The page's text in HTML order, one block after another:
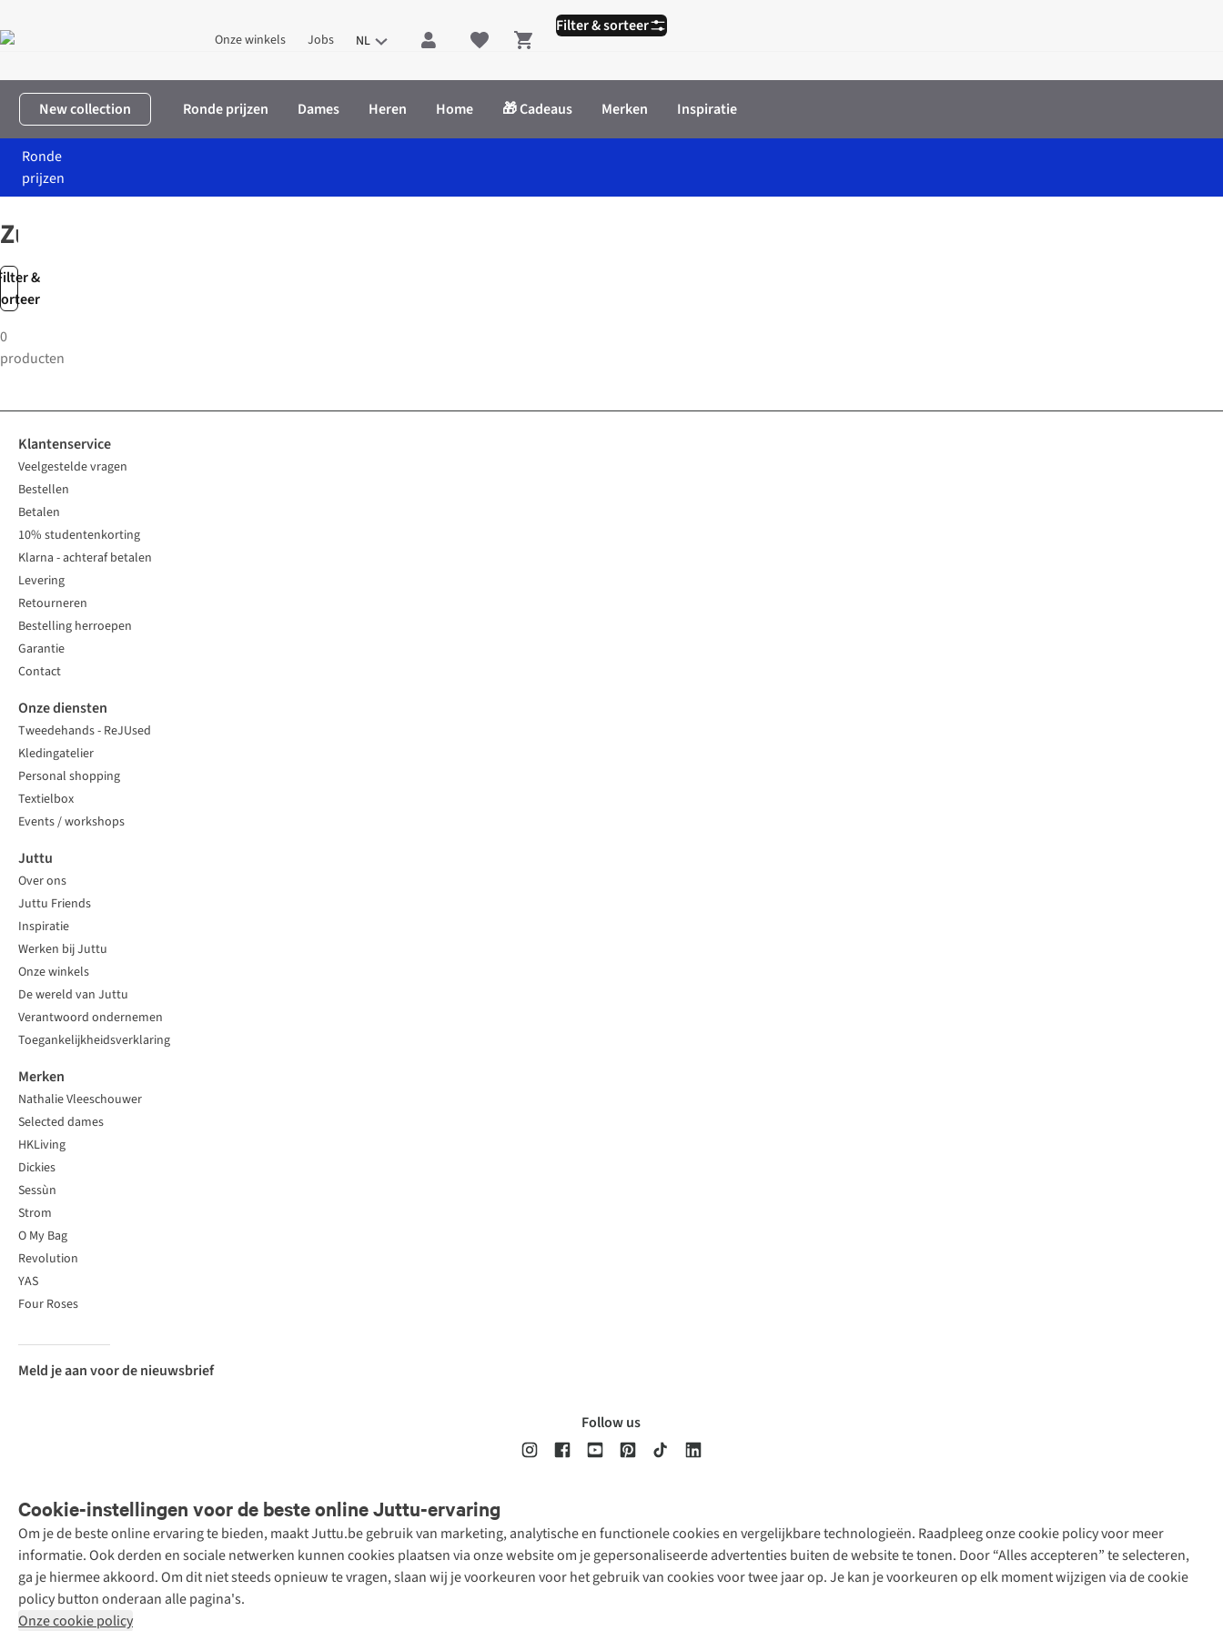
Onze winkels Jobs NL Shopping cart
New collection Ronde prijzen Dames Heren Home 🎁 Cadeaus Merken Inspiratie
Ronde
prijzen
&
Filter & sorteer
Zuperzozial
0
producten
Cookie-instellingen voor de beste online Juttu-ervaring
Om je de beste online ervaring te bieden, maakt Juttu.be gebruik van marketing, analytische en functionele cookies en vergelijkbare technologieën. Raadpleeg onze cookie policy voor meer
informatie. Ook derden en sociale netwerken kunnen cookies plaatsen via onze website om je gepersonaliseerde advertenties buiten de website te tonen. Door “Alles accepteren” te selecteren,
ga je hiermee akkoord. Om dit niet steeds opnieuw te vragen, slaan wij je voorkeuren voor het gebruik van cookies voor twee jaar op. Je kan je voorkeuren op elk moment wijzigen via de cookie
policy button onderaan alle pagina's.
Onze cookie policy
Klantenservice
Veelgestelde vragen
Bestellen
Betalen
10% studentenkorting
Klarna - achteraf betalen
Levering
Retourneren
Bestelling herroepen
Garantie
Contact
Onze diensten
Tweedehands - ReJUsed
Kledingatelier
Personal shopping
Textielbox
Events / workshops
Juttu
Over ons
Juttu Friends
Inspiratie
Werken bij Juttu
Onze winkels
De wereld van Juttu
Verantwoord ondernemen
Toegankelijkheidsverklaring
Merken
Nathalie Vleeschouwer
Selected dames
HKLiving
Dickies
Sessùn
Strom
O My Bag
Revolution
YAS
Four Roses
Meld je aan voor de nieuwsbrief
Follow us
Disclaimer Privacy Policy
Retail Concepts
N.V.,
Smallandlaan
9, 2660